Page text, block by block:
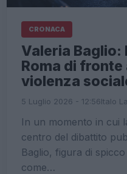
CRONACA
Valeria Baglio:
Roma di
violenza
5 Luglio 2026 - 12:56Italo
In un momento in cui
centro del dibattito
Baglio, figura di
come…